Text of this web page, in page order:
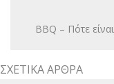
BBQ – Πότε
ΣΧΕΤΙΚΆ ΆΡΘΡΑ